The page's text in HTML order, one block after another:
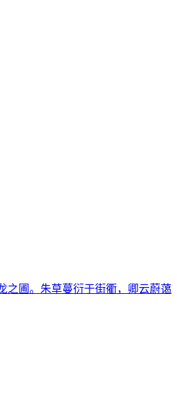
之圃。朱草蔓衍于街衢，卿云蔚蔼